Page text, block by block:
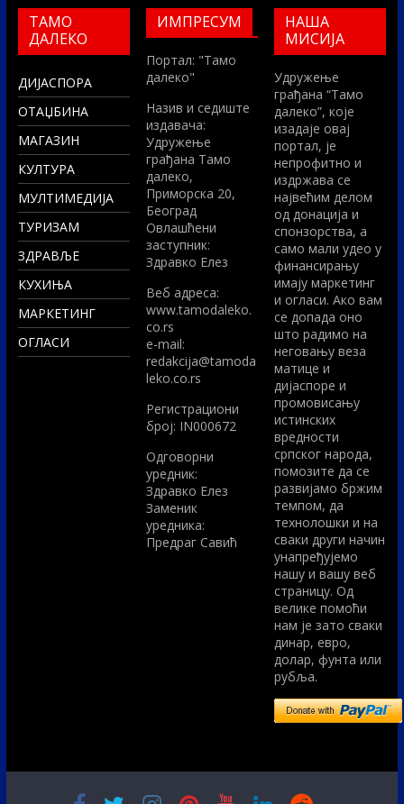
ТАМО
ДАЛЕКО
ДИЈАСПОРА
ОТАЏБИНА
МАГАЗИН
КУЛТУРА
МУЛТИМЕДИЈА
ТУРИЗАМ
ЗДРАВЉЕ
КУХИЊА
МАРКЕТИНГ
ОГЛАСИ
ИМПРЕСУМ
Портал: "Тамо
далеко"
Назив и седиште
издавача:
Удружење
грађана Тамо
далеко,
Приморска 20,
Београд
Овлашћени
заступник:
Здравко Елез
Вeб адреса:
www.tamodaleko.
co.rs
e-mail:
redakcija@tamoda
leko.co.rs
Регистрациони
број: IN000672
Одговорни
уредник:
Здравко Елез
Заменик
уредника:
Предраг Савић
НАША
МИСИЈА
Удружење
грађана “Тамо
далеко”, које
изадаје овај
портал, је
непрофитно и
издржава се
највећим делом
од донација и
спонзорства, а
само мали удео у
финансирању
имају маркетинг
и огласи. Ако вам
се допада оно
што радимо на
неговању веза
матице и
дијаспоре и
промовисању
истинских
вредности
српског народа,
помозите да се
развијамо бржим
темпом, да
технолошки и на
сваки други начин
унапређујемо
нашу и вашу веб
страницу. Од
велике помоћи
нам је зато сваки
динар, евро,
долар, фунта или
рубља.